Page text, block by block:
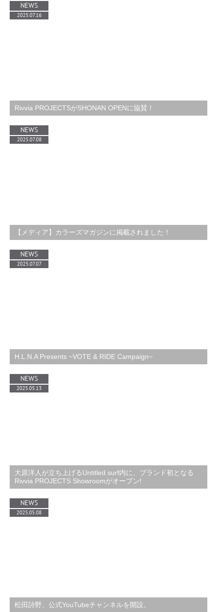
Rivvia PROJECTSがSHONAN OPENに協賛！
NEWS
2025.07.16
【メディア】カラーズマガジンに掲載されました！
NEWS
2025.07.08
H.L.N.A Presents ~VOTE & RIDE Campaign~
NEWS
2025.07.07
大原洋人が立ち上げるUntitled surf内に、ブランド初となる
Rivvia PROJECTS Showroomがオープン!
NEWS
2025.05.13
松田詩野、公式YouTubeチャンネルを開設。
NEWS
2025.05.08